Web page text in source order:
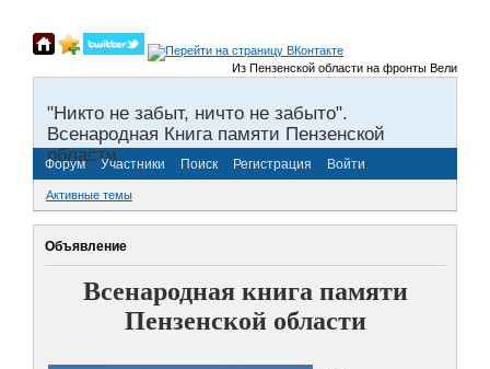
Из Пензенской области на фронты Великой
"Никто не забыт, ничто не забыто".
Всенародная Книга памяти Пензенской
области.
Форум Участники Поиск Регистрация Войти
Активные темы
Объявление
Всенародная книга памяти
Пензенской области